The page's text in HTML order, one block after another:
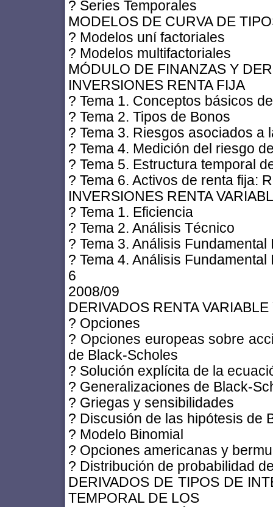
? Series Temporales
MODELOS DE CURVA DE
? Modelos uní factoriales
? Modelos multifactoriales
MÓDULO DE FINANZAS Y
INVERSIONES RENTA FIJA
? Tema 1. Conceptos básicos
? Tema 2. Tipos de Bonos
? Tema 3. Riesgos asociados a
? Tema 4. Medición del riesgo
? Tema 5. Estructura temporal
? Tema 6. Activos de renta fija:
INVERSIONES RENTA
? Tema 1. Eficiencia
? Tema 2. Análisis Técnico
? Tema 3. Análisis Fundamental
? Tema 4. Análisis Fundamental
6
2008/09
DERIVADOS RENTA
? Opciones
? Opciones europeas sobre
de Black-Scholes
? Solución explícita de la
? Generalizaciones de Black-
? Griegas y sensibilidades
? Discusión de las hipótesis de
? Modelo Binomial
? Opciones americanas y
? Distribución de probabilidad
DERIVADOS DE TIPOS DE
TEMPORAL DE LOS